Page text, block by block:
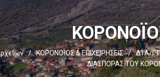
/ ΚΟΡΟΝΟΪΟΣ & ΕΠΙΧΕΙΡΗΣΕΙΣ /
Δ1Α/
ΔΙΑΣΠΟΡΑΣ ΤΟΥ